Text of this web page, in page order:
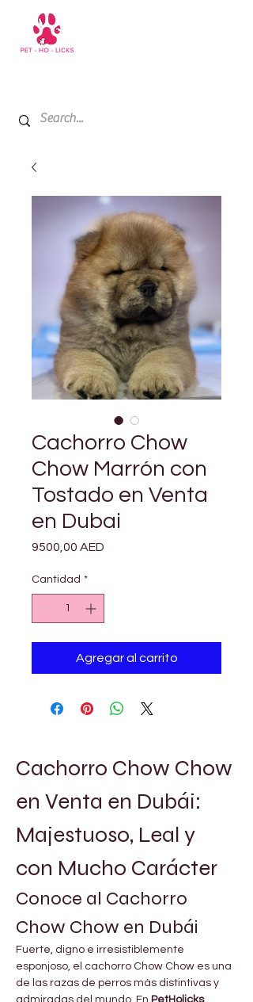
Cachorro Chow
Chow Marrón con
Tostado en Venta
en Dubai
9500,00 AED
Cantidad *
Agregar al carrito
Cachorro Chow Chow
en Venta en Dubái:
Majestuoso, Leal y
con Mucho Carácter
Conoce al Cachorro
Chow Chow en Dubái
Fuerte, digno e irresistiblemente
esponjoso, el cachorro Chow Chow es una
de las razas de perros más distintivas y
admiradas del mundo. En PetHolicks